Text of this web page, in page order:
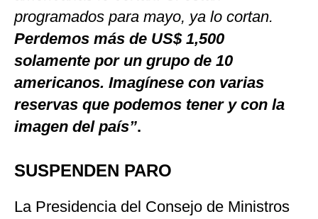
programados para mayo, ya lo cortan.
Perdemos más de US$ 1,500
solamente por un grupo de 10
americanos. Imagínese con varias
reservas que podemos tener y con la
imagen del país”.
SUSPENDEN PARO
La Presidencia del Consejo de Ministros